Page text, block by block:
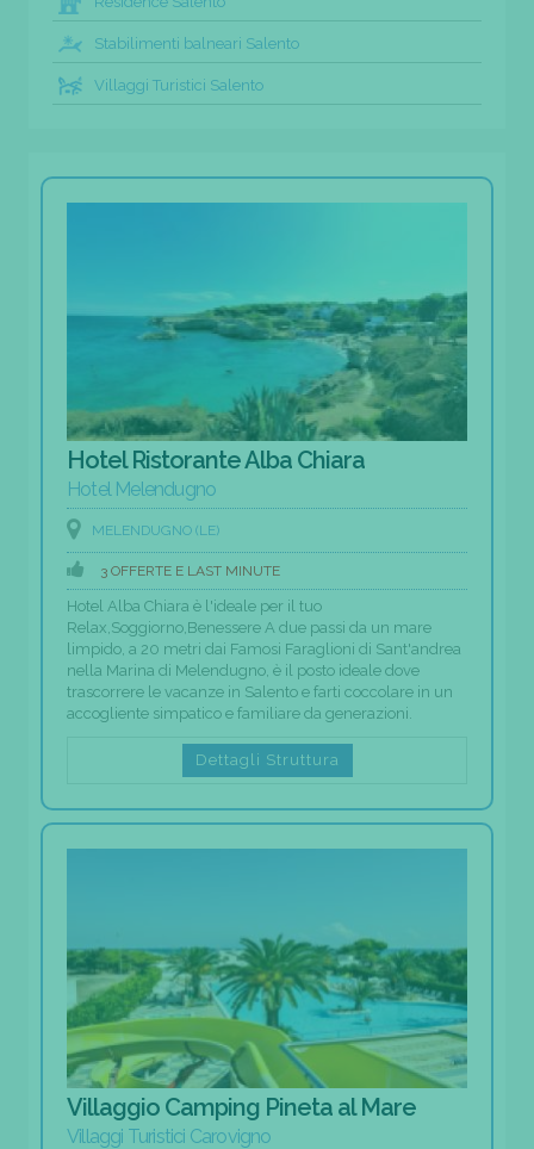
Stabilimenti balneari Salento
Villaggi Turistici Salento
Hotel Ristorante Alba Chiara
Hotel Melendugno
MELENDUGNO (LE)
3 OFFERTE E LAST MINUTE
Hotel Alba Chiara è l'ideale per il tuo
Relax,Soggiorno,Benessere A due passi da un mare
limpido, a 20 metri dai Famosi Faraglioni di Sant'andrea
nella Marina di Melendugno, è il posto ideale dove
trascorrere le vacanze in Salento e farti coccolare in un
accogliente simpatico e familiare da generazioni.
Dettagli Struttura
Villaggio Camping Pineta al Mare
Villaggi Turistici Carovigno